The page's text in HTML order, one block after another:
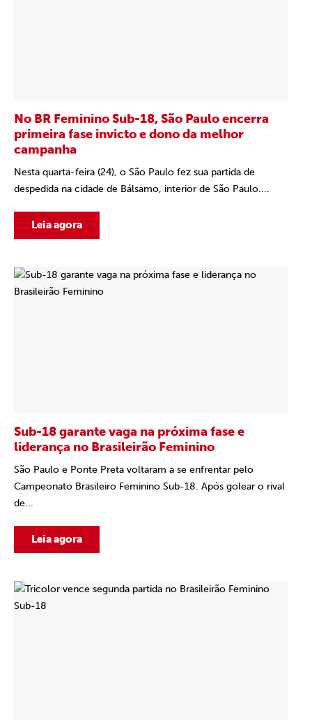
No BR Feminino Sub-18, São Paulo encerra
primeira fase invicto e dono da melhor
campanha
Nesta quarta-feira (24), o São Paulo fez sua partida de
despedida na cidade de Bálsamo, interior de São Paulo....
Leia agora
Sub-18 garante vaga na próxima fase e
liderança no Brasileirão Feminino
São Paulo e Ponte Preta voltaram a se enfrentar pelo
Campeonato Brasileiro Feminino Sub-18. Após golear o rival
de...
Leia agora